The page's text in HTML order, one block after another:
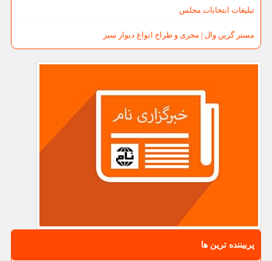
تبلیغات انتخابات مجلس
مستر گرین وال | مجری و طراح انواع دیوار سبز
پربیننده ترین ها